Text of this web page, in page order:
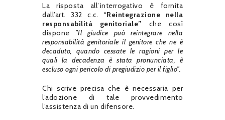
La risposta all’interrogativo è fornita
dall’art. 332 c.c. “Reintegrazione nella
responsabilità genitoriale” che così
dispone ”Il giudice può reintegrare nella
responsabilità genitoriale il genitore che ne è
decaduto, quando cessate le ragioni per le
quali la decadenza è stata pronunciata, è
escluso ogni pericolo di pregiudizio per il figlio”.
Chi scrive precisa che è necessaria per
l’adozione di tale provvedimento
l’assistenza di un difensore.